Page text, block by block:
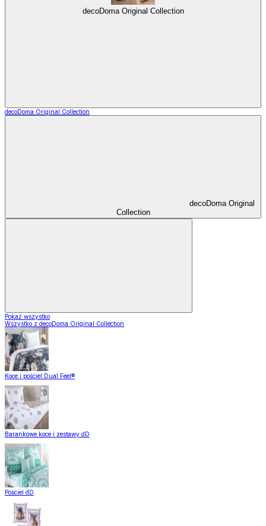
decoDoma Original Collection
decoDoma Original Collection
decoDoma Original
Collection
Pokaż wszystko
Wszystko z decoDoma Original Collection
Koce i pościel Dual Feel®
Barankowe koce i zestawy dD
Pościel dD